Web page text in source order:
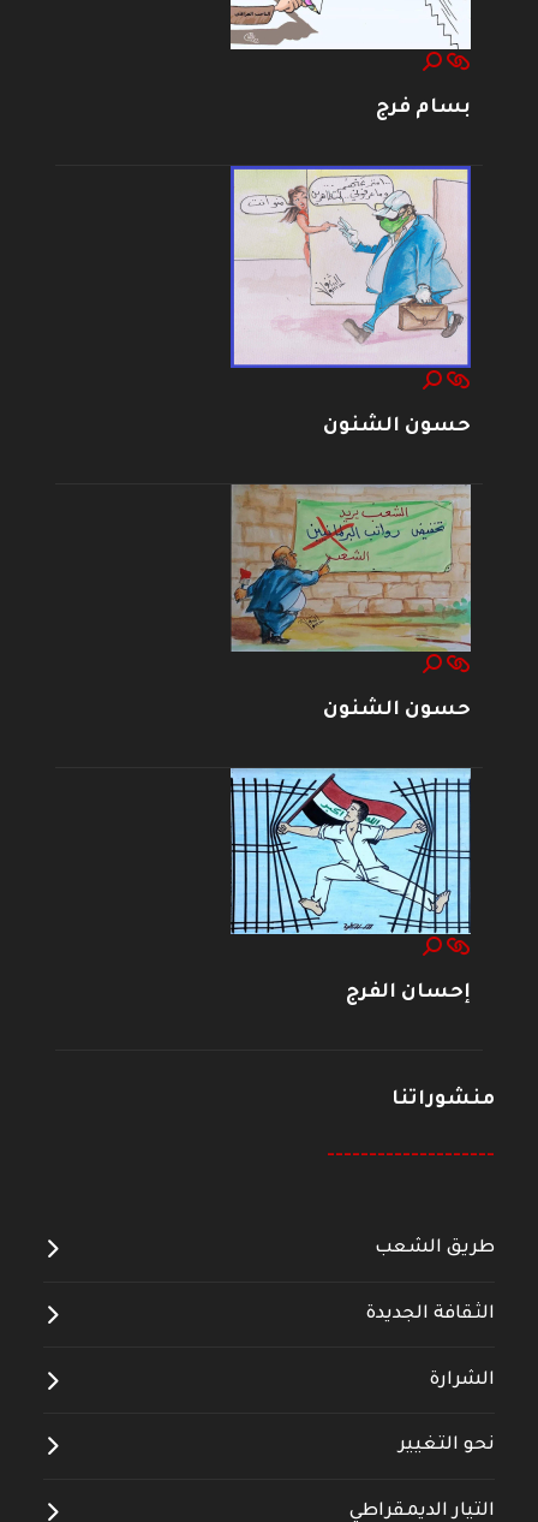
بسام فرج
حسون الشنون
حسون الشنون
إحسان الفرج
منشوراتنا
--------------------
طريق الشعب
الثقافة الجديدة
الشرارة
نحو التغيير
التيار الديمقراطي